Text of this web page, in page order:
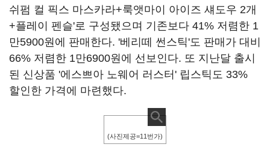
쉬펌 컬 픽스 마스카라+룩앳마이 아이즈 섀도우 2개
+플레이 펜슬'로 구성됐으며 기존보다 41% 저렴한 1
만5900원에 판매한다. '베리떼 썬스틱'도 판매가 대비
66% 저렴한 1만6900원에 선보인다. 또 지난달 출시
된 신상품 '에스쁘아 노웨어 러스터' 립스틱도 33%
할인한 가격에 마련했다.
(사진제공=11번가)